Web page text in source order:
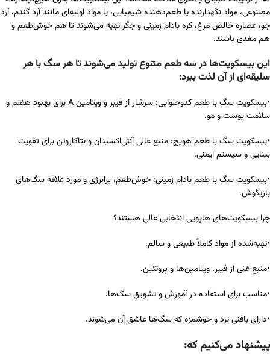
مصنوعی، مواد نگهدارنده یا طعم‌دهنده شیمیایی، با مواد اولیه‌ای مانند آرد گندم، آرد
جو، عصاره خالص مرغ، کره بادام زمینی و جگر تهیه می‌شوند تا هم خوش‌طعم و
هم مغذی باشند.
این بیسکویت‌ها در سه طعم متنوع تولید می‌شوند تا هر سگ با هر
سلیقه‌ای از آن لذت ببرد:
•بیسکویت سگ با طعم کدوحلوایی: سرشار از فیبر و ویتامین A برای بهبود هضم و
سلامت پوست و مو.
•بیسکویت سگ با طعم هویج: منبع عالی آنتی‌اکسیدان و بتاکاروتن برای تقویت
بینایی و سیستم ایمنی.
•بیسکویت سگ با طعم بادام زمینی: خوش‌طعم، پرانرژی و مورد علاقه سگ‌های
بازیگوش.
چرا بیسکویت‌های هاپویی انتخابی عالی هستند؟
•تهیه‌شده از مواد کاملاً طبیعی و سالم.
•منبع غنی از فیبر، ویتامین‌ها و پروتئین.
•مناسب برای استفاده در آموزش و تشویق سگ‌ها.
•دارای بافتی ترد و خوشمزه که سگ‌ها عاشق آن می‌شوند.
پیشنهاد می‌کنیم که: